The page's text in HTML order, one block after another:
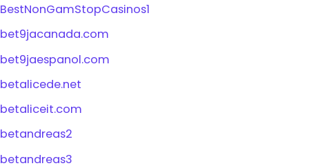
BestNonGamStopCasinos1
bet9jacanada.com
bet9jaespanol.com
betalicede.net
betaliceit.com
betandreas2
betandreas3